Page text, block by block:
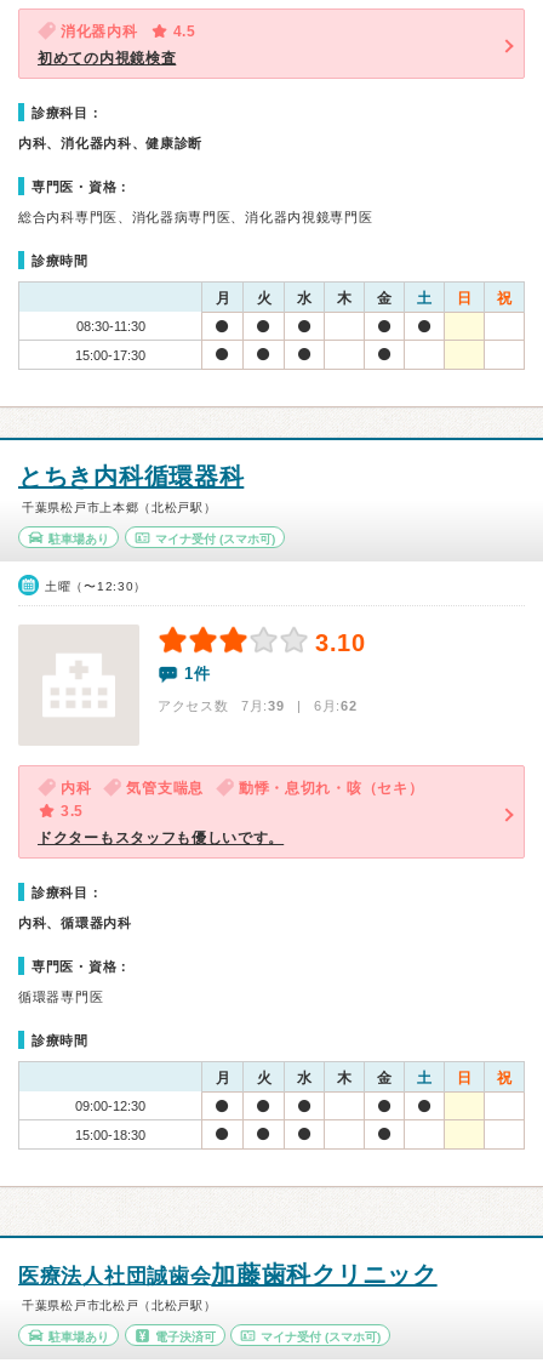
消化器内科
4.5
初めての内視鏡検査
診療科目：
内科、消化器内科、健康診断
専門医・資格：
総合内科専門医、消化器病専門医、消化器内視鏡専門医
診療時間
月 火 水 木 金 土 日 祝
08:30-11:30
15:00-17:30
とちき内科循環器科
千葉県松戸市上本郷（北松戸駅）
駐車場あり マイナ受付(スマホ可)
土曜（〜12:30）
3.10
1件
アクセス数 7月:39 | 6月:62
内科 気管支喘息
動悸・息切れ・咳（セキ）
3.5
ドクターもスタッフも優しいです。
診療科目：
内科、循環器内科
専門医・資格：
循環器専門医
診療時間
月 火 水 木 金 土 日 祝
09:00-12:30
15:00-18:30
医療法人社団誠歯会加藤歯科クリニック
千葉県松戸市北松戸（北松戸駅）
駐車場あり 電子決済可 マイナ受付 (スマホ可)